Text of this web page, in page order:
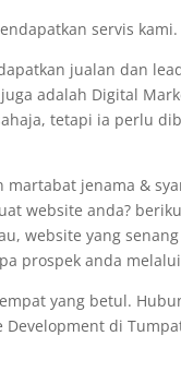
servis
jualan dan
adalah Digital
tetapi ia perlu
jenama &
website anda?
website yang
prospek anda
yang betul.
di